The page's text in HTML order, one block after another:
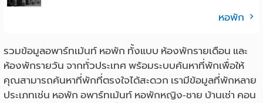
หอพัก
รวมข้อมูลอพาร์ทเม้นท์ หอพัก ทั้งแบบ ห้องพักรายเดือน และ
ห้องพักรายวัน จากทั่วประเทศ พร้อมระบบค้นหาที่พักเพื่อให้
คุณสามารถค้นหาที่พักที่ตรงใจได้สะดวก เรามีข้อมูลที่พักหลาย
ประเภทเช่น หอพัก อพาร์ทเม้นท์ หอพักหญิง-ชาย บ้านเช่า คอน